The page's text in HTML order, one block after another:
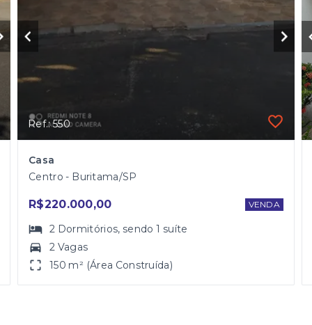
Ref.: 550
Casa
Centro - Buritama/SP
R$220.000,00 VENDA
2 Dormitórios, sendo1 suíte
2 Vagas
150 m² (Área Construída)